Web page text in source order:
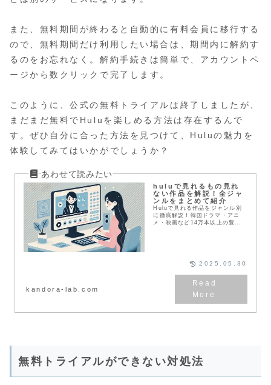
また、無料期間が終わると自動的に有料会員に移行する
ので、無料期間だけ利用したい場合は、期間内に解約す
るのをお忘れなく。解約手続きは簡単で、アカウントペ
ージから数クリックで完了します。
このように、公式の無料トライアルは終了しましたが、
まだまだ無料でHuluを楽しめる方法は存在するんで
す。ぜひ自分に合った方法を見つけて、Huluの魅力を
体験してみてはいかがでしょうか？
huluで見れるもの見れ
ない作品を解説！全ジャ
ンルをまとめて紹介
Huluで見れる作品をジャンル別
に徹底解説！韓国ドラマ・アニ
メ・映画など14万本以上の豊富
kandora-lab.com
2025.05.30
無料トライアルができない対処法